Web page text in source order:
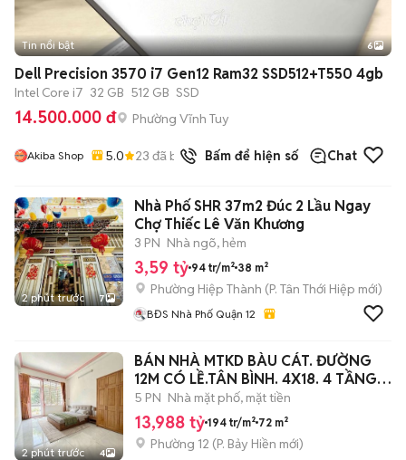
+2
Tin nổi bật 6
Dell Precision 3570 i7 Gen12 Ram32 SSD512+T550 4gb
Intel Core i7 32 GB 512 GB SSD
14.500.000 đ Phường Vĩnh Tuy
Akiba Shop 5.0 23 đã bán Bấm để hiện số Chat
2 phút trước 7
Nhà Phố SHR 37m2 Đúc 2 Lầu Ngay
Chợ Thiếc Lê Văn Khương
3 PN Nhà ngõ, hẻm
3,59 tỷ 94 tr/m² 38 m²
Phường Hiệp Thành (P. Tân Thới Hiệp mới)
BĐS Nhà Phố Quận 12
2 phút trước 4
BÁN NHÀ MTKD BÀU CÁT. ĐƯỜNG
12M CÓ LỀ.TÂN BÌNH. 4X18. 4 TẦNG
BTCT.
5 PN Nhà mặt phố, mặt tiền
13,988 tỷ 194 tr/m² 72 m²
Phường 12 (P. Bảy Hiền mới)